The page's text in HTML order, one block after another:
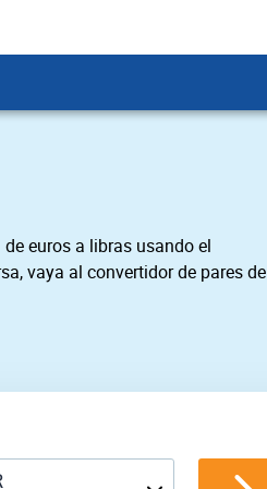
euros a libras usando el
vaya al convertidor de pares de